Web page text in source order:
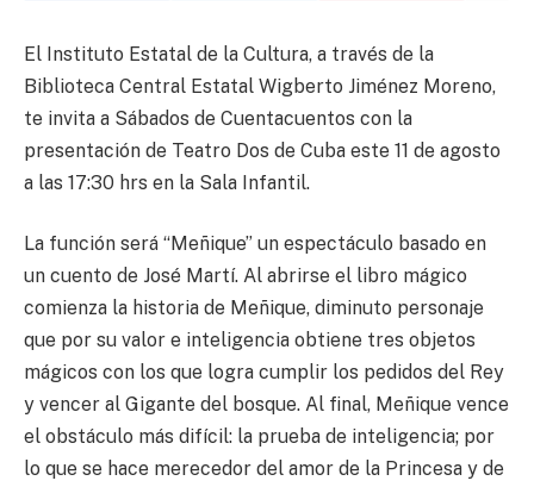
El Instituto Estatal de la Cultura, a través de la
Biblioteca Central Estatal Wigberto Jiménez Moreno,
te invita a Sábados de Cuentacuentos con la
presentación de Teatro Dos de Cuba este 11 de agosto
a las 17:30 hrs en la Sala Infantil.
La función será “Meñique” un espectáculo basado en
un cuento de José Martí. Al abrirse el libro mágico
comienza la historia de Meñique, diminuto personaje
que por su valor e inteligencia obtiene tres objetos
mágicos con los que logra cumplir los pedidos del Rey
y vencer al Gigante del bosque. Al final, Meñique vence
el obstáculo más difícil: la prueba de inteligencia; por
lo que se hace merecedor del amor de la Princesa y de